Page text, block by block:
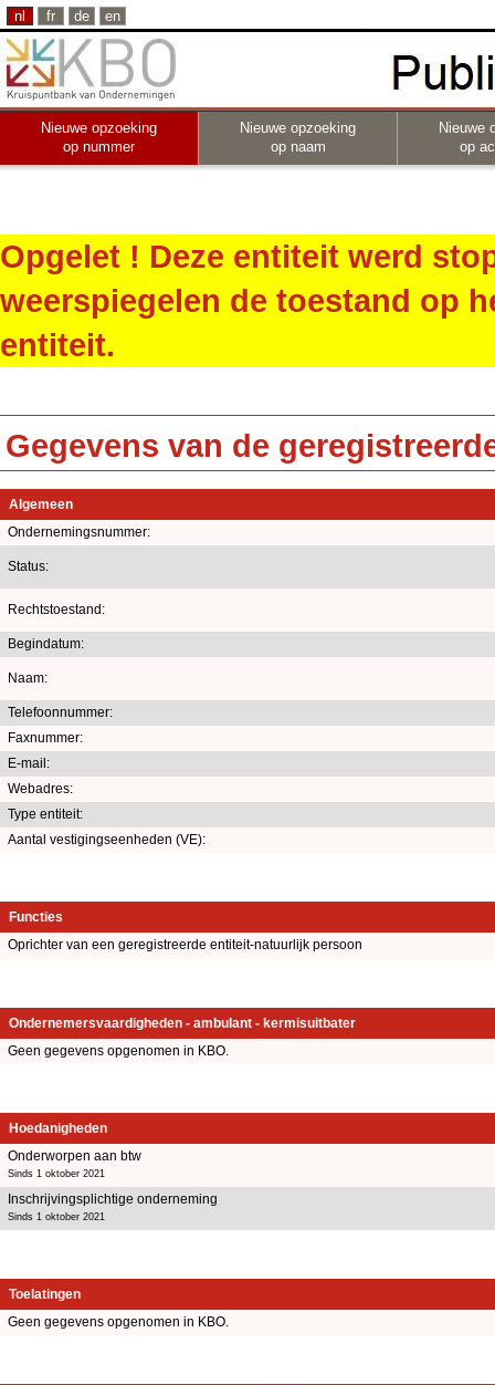
nl fr de en
Nieuwe opzoeking
op nummer
Nieuwe opzoeking
op naam
Nieuwe
op
Opgelet ! Deze entiteit werd
weerspiegelen de toestand op
entiteit.
Gegevens van de
Algemeen
Ondernemingsnummer:
Status:
Rechtstoestand:
Begindatum:
Naam:
Telefoonnummer:
Faxnummer:
E-mail:
Webadres:
Type entiteit:
Aantal vestigingseenheden (VE):
Functies
Oprichter van een geregistreerde entiteit-natuurlijk persoon
Ondernemersvaardigheden - ambulant - kermisuitbater
Geen gegevens opgenomen in KBO.
Hoedanigheden
Onderworpen aan btw
Sinds 1 oktober 2021
Inschrijvingsplichtige onderneming
Sinds 1 oktober 2021
Toelatingen
Geen gegevens opgenomen in KBO.